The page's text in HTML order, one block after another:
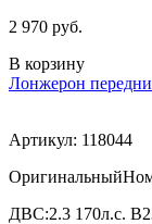
2 970 руб.
В корзину
Лонжерон
Артикул: 118044
ДВС:2.3 170л.с.